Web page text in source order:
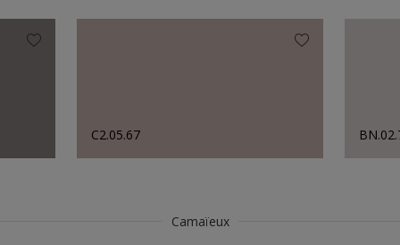
C2.05.67
Camaïeux